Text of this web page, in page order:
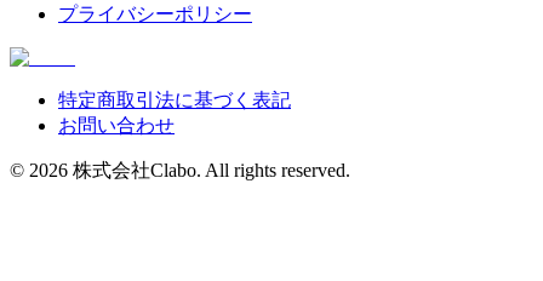
プライバシーポリシー
特定商取引法に基づく表記
お問い合わせ
© 2026 株式会社Clabo. All rights reserved.